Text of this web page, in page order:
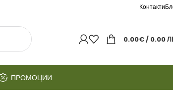
Контакти
0.00€/ 0.00
ПРОМОЦИИ